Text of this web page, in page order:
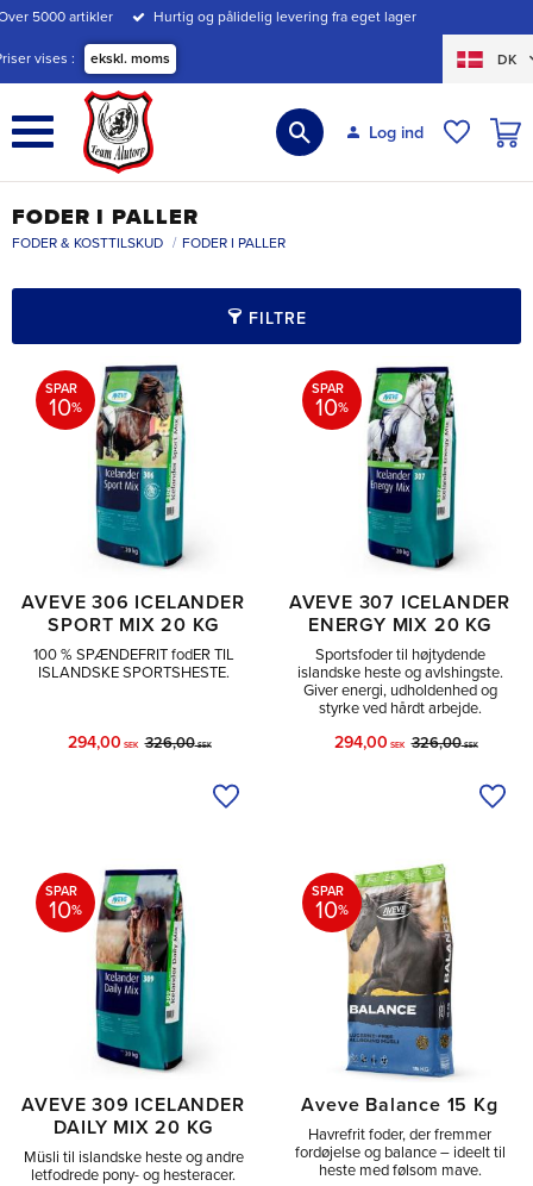
Menu
5000 artikler Hurtig og pålidelig levering fra eget lager
vises ekskl. moms DK
Log ind
FODER I PALLER
FODER & KOSTTILSKUD FODER I PALLER
FILTRE
AVEVE 306 ICELANDER
SPORT MIX 20 KG
100 % SPÆNDEFRIT fodER TIL
ISLANDSKE SPORTSHESTE.
294,00 SEK 326,00SEK
SPAR
10%
Tilføj til ønskeliste
AVEVE 307 ICELANDER
ENERGY MIX 20 KG
Sportsfoder til højtydende
islandske heste og avlshingste.
Giver energi, udholdenhed og
styrke ved hårdt arbejde.
294,00 SEK 326,00SEK
SPAR
10%
AVEVE 309 ICELANDER
DAILY MIX 20 KG
Müsli til islandske heste og andre
letfodrede pony- og hesteracer.
SPAR
10%
Aveve Balance 15 Kg
Havrefrit foder, der fremmer
fordøjelse og balance – ideelt til
heste med følsom mave.
SPAR
10%